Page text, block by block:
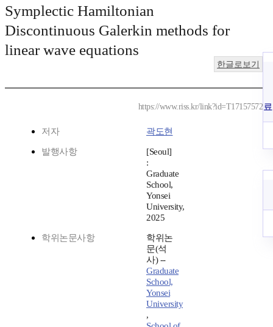
Symplectic Hamiltonian
Discontinuous Galerkin methods for
linear wave equations
한글로보기
https://www.riss.kr/link?id=T17157572
저자 곽도현
발행사항
[Seoul]
:
Graduate
School,
Yonsei
University,
2025
학위논문사항
학위논
문(석
사) --
Graduate
School,
Yonsei
University
,
료